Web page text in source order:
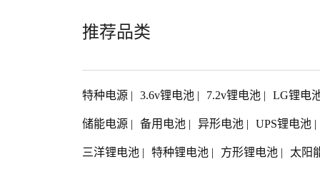
推荐品类
特种电源 | 3.6v锂电池 | 7.2v锂电池 | LG锂电
储能电源 | 备用电池 | 异形电池 | UPS锂电池 |
三洋锂电池 | 特种锂电池 | 方形锂电池 | 太阳